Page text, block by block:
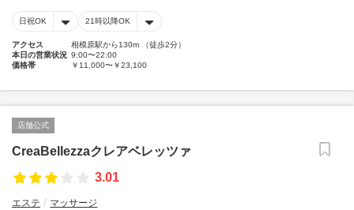
日祝OK 21時以降OK
アクセス
相模原駅から130m （徒歩2分）
本日の営業状況 9:00〜22:00
価格帯
￥11,000〜￥23,100
店舗公式
CreaBellezzaクレアベレッツァ
3.01
エステ マッサージ